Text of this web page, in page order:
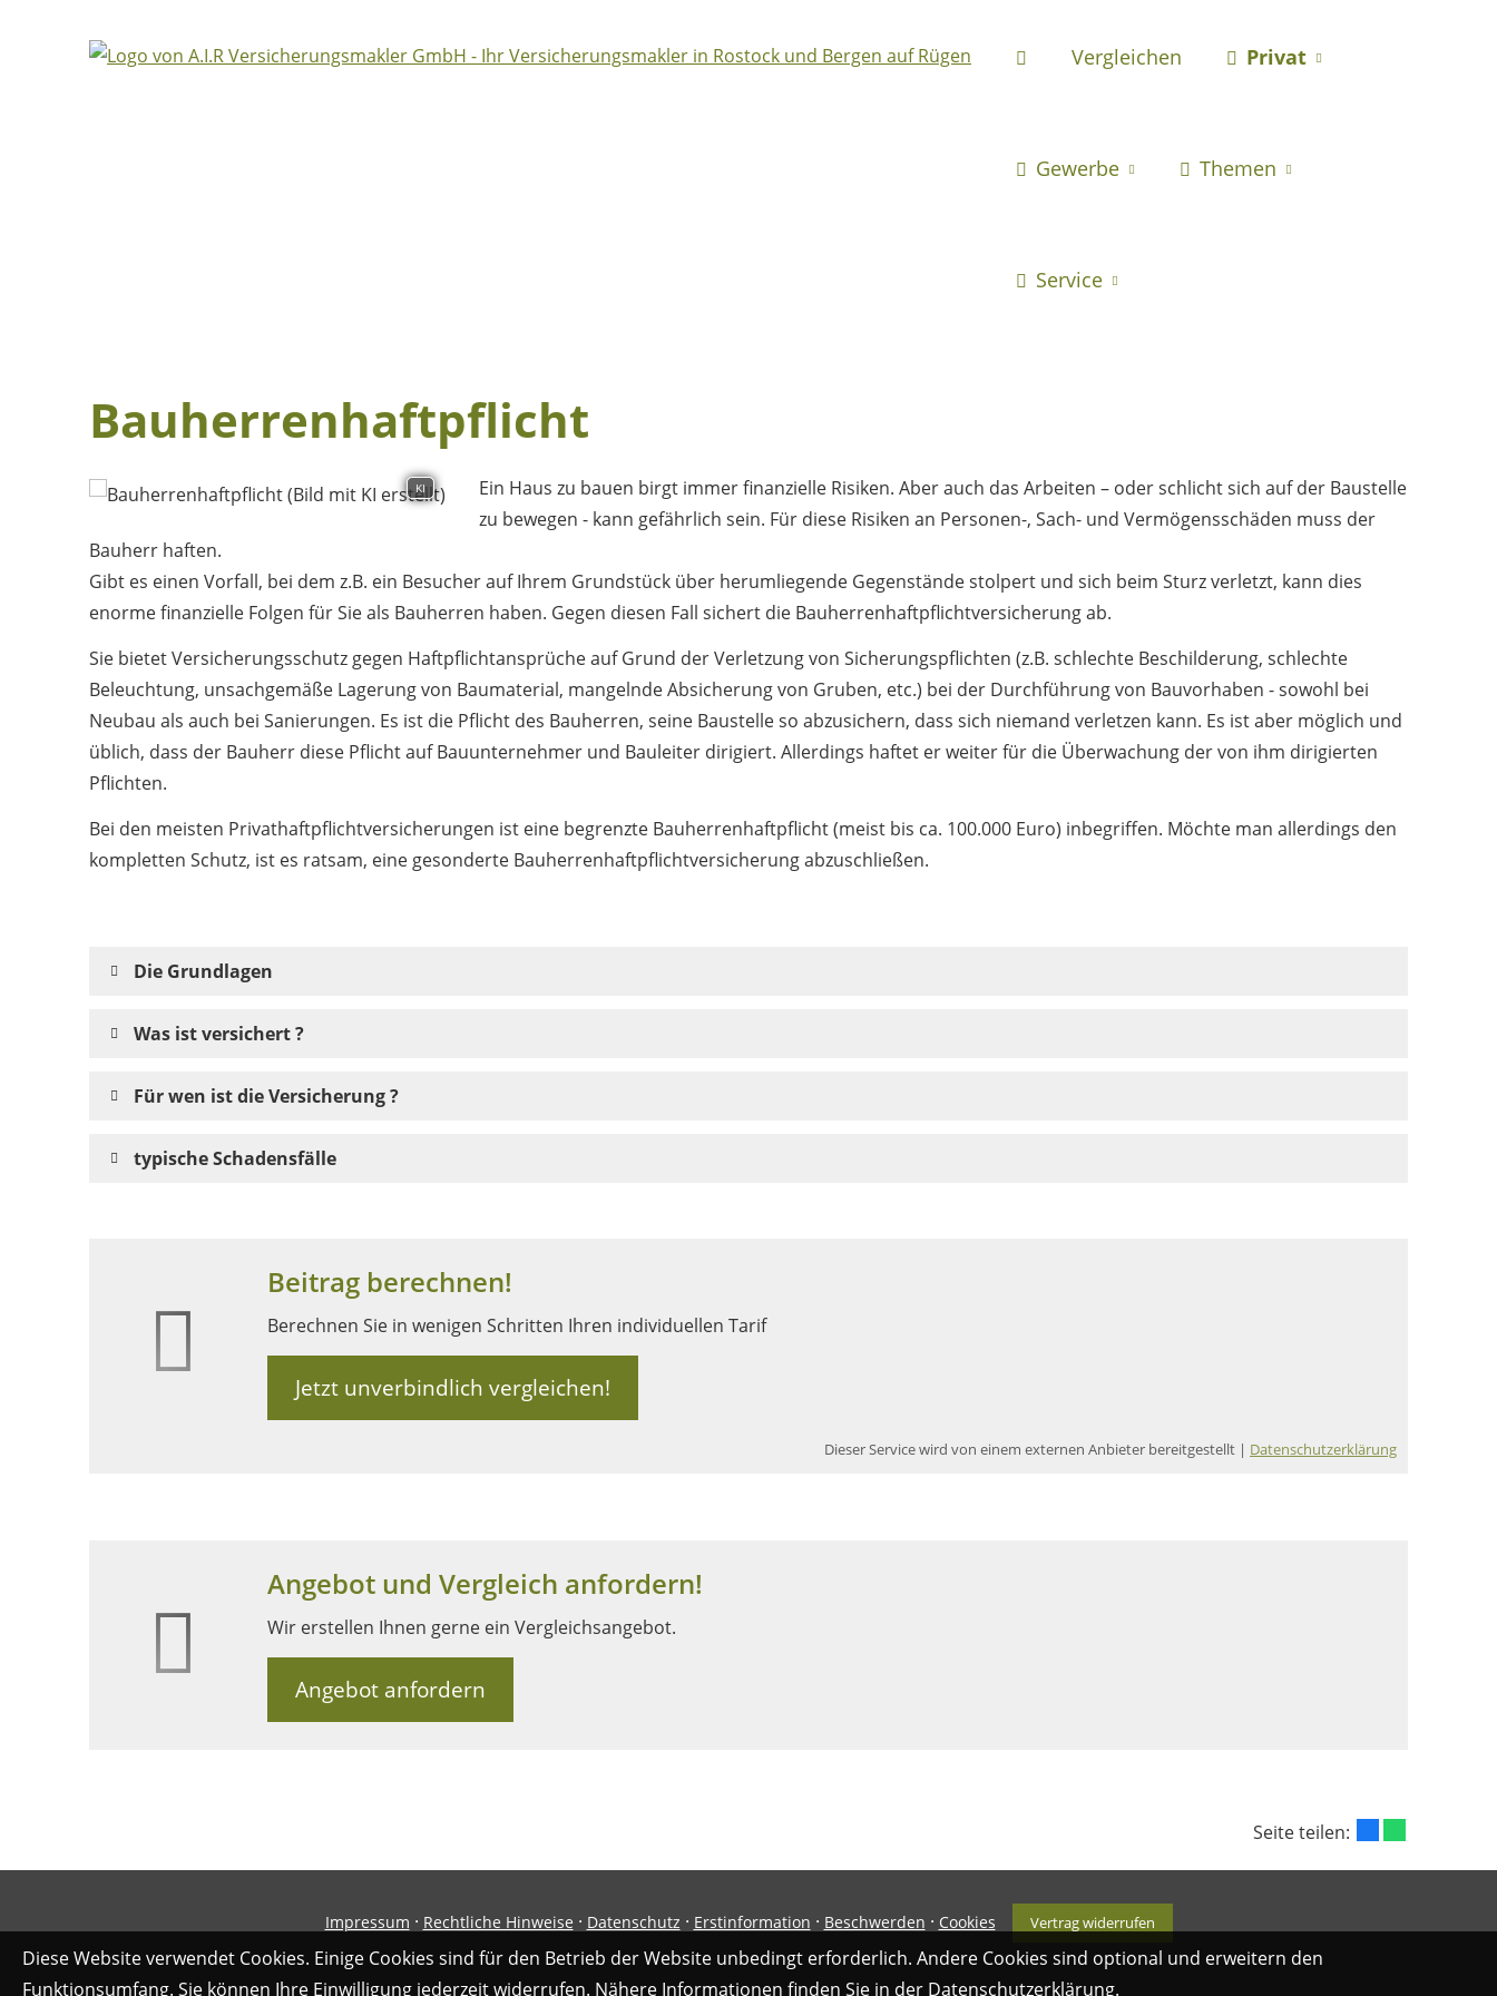
Vergleichen Privat
Gewerbe Themen
Service
Bauherrenhaftpflicht
KI
Ein Haus zu bauen birgt immer finanzielle Risiken. Aber auch das Arbeiten – oder schlicht sich auf der Baustelle
zu bewegen - kann gefährlich sein. Für diese Risiken an Personen-, Sach- und Vermögensschäden muss der
Bauherr haften.
Gibt es einen Vorfall, bei dem z.B. ein Besucher auf Ihrem Grundstück über herumliegende Gegenstände stolpert und sich beim Sturz verletzt, kann dies
enorme finanzielle Folgen für Sie als Bauherren haben. Gegen diesen Fall sichert die Bauherrenhaftpflichtversicherung ab.
Sie bietet Versicherungsschutz gegen Haftpflichtansprüche auf Grund der Verletzung von Sicherungspflichten (z.B. schlechte Beschilderung, schlechte
Beleuchtung, unsachgemäße Lagerung von Baumaterial, mangelnde Absicherung von Gruben, etc.) bei der Durchführung von Bauvorhaben - sowohl bei
Neubau als auch bei Sanierungen. Es ist die Pflicht des Bauherren, seine Baustelle so abzusichern, dass sich niemand verletzen kann. Es ist aber möglich und
üblich, dass der Bauherr diese Pflicht auf Bauunternehmer und Bauleiter dirigiert. Allerdings haftet er weiter für die Überwachung der von ihm dirigierten
Pflichten.
Bei den meisten Privathaftpflichtversicherungen ist eine begrenzte Bauherrenhaftpflicht (meist bis ca. 100.000 Euro) inbegriffen. Möchte man allerdings den
kompletten Schutz, ist es ratsam, eine gesonderte Bauherrenhaftpflichtversicherung abzuschließen.
Die Grundlagen
Was ist versichert ?
Für wen ist die Versicherung ?
typische Schadensfälle
Beitrag berechnen!
Berechnen Sie in wenigen Schritten Ihren individuellen Tarif
Jetzt unverbindlich vergleichen!
Dieser Service wird von einem externen Anbieter bereitgestellt | Datenschutzerklärung
Angebot und Vergleich anfordern!
Wir erstellen Ihnen gerne ein Vergleichsangebot.
Angebot anfordern
Seite teilen:
Impressum · Rechtliche Hinweise · Datenschutz · Erstinformation · Beschwerden · Cookies Vertrag widerrufen
Diese Website verwendet Cookies. Einige Cookies sind für den Betrieb der Website unbedingt erforderlich. Andere Cookies sind optional und erweitern den
Funktionsumfang. Sie können Ihre Einwilligung jederzeit widerrufen. Nähere Informationen finden Sie in der Datenschutzerklärung.